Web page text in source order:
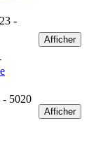
-
Afficher
- 5020
Afficher